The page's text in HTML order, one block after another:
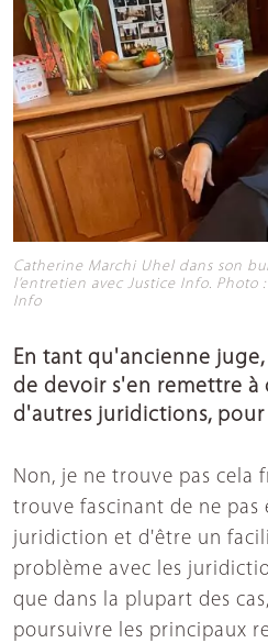
Catherine Marchi Uhel dans son
l’entretien avec Justice Info. Photo
Info
En tant qu'ancienne
de devoir s'en remettre à
d'autres juridictions, pour
Non, je ne trouve pas cela
trouve fascinant de ne
juridiction et d'être un
problème avec les
que dans la plupart des
poursuivre les principaux